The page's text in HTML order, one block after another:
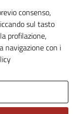
consenso,
sul tasto
profilazione,
navigazione con i
cookie
raccolgono